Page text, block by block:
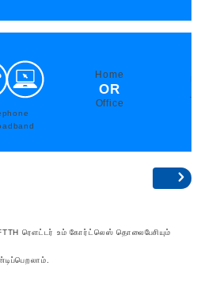
Home
OR
Office
ரௌட்டர் உம் கோர்ட்லெஸ் தொலைபேசியும்